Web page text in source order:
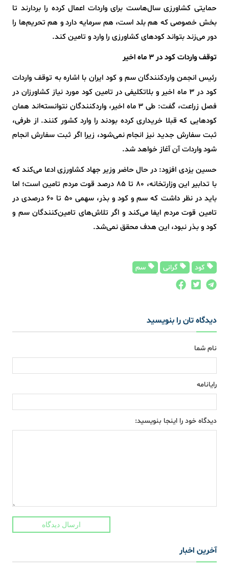
حمایتی کشاورزی سال‌هاست برای واردات اعمال کرده را بردارند تا
بخش خصوصی که هم بلد است، هم سرمایه دارد و هم تحریم‌ها را
دور می‌زند بتواند کود‌های کشاورزی را وارد و تامین کند.
توقف واردات کود در ۳ ماه اخیر
رئیس انجمن واردکنندگان سم و کود ایران با اشاره به توقف واردات
کود در ۳ ماه اخیر و بلاتکلیفی در تامین کود مورد نیاز کشاورزان در
فصل زراعت، گفت: طی ۳ ماه اخیر، واردکنندگان نتوانسته‌اند همان
کود‌هایی که قبلا خریداری کرده بودند را وارد کشور کنند. از طرفی،
ثبت سفارش جدید نیز انجام نمی‌شود، زیرا اگر ثبت سفارش انجام
شود واردات آن آغاز خواهد شد.
حسین یزدی افزود: در حال حاضر وزیر جهاد کشاورزی ادعا می‌کند که
با تدابیر این وزارتخانه، ۸۰ تا ۸۵ درصد قوت مردم تامین است؛ اما
باید در نظر داشت که سم و کود و بذر، سهمی ۵۰ تا ۶۰ درصدی در
تامین قوت مردم ایفا می‌کند و اگر تلاش‌های تامین‌کنندگان سم و
کود و بذر نبود، این هدف محقق نمی‌شد.
کود گرانی سم
دیدگاه تان را بنویسید
نام شما
رایانامه
دیدگاه خود را اینجا بنویسید:
ارسال دیدگاه
آخرین اخبار